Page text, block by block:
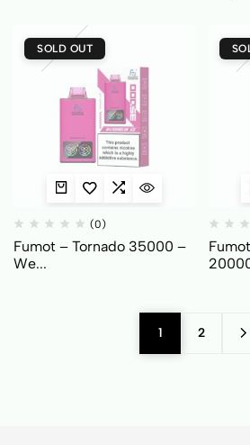
SOLD OUT
(0)
Fumot – Tornado 35000 –
We...
1 2